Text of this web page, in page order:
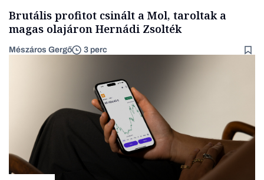
Brutális profitot csinált a Mol, taroltak a
magas olajáron Hernádi Zsolték
Mészáros Gergő 3 perc